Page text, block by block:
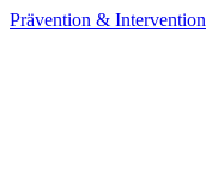
Prävention & Intervention